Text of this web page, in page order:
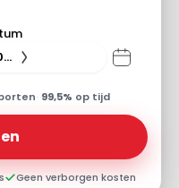
Vandaag, 06.08.26
· 99,5% op tijd
Geen verborgen kosten